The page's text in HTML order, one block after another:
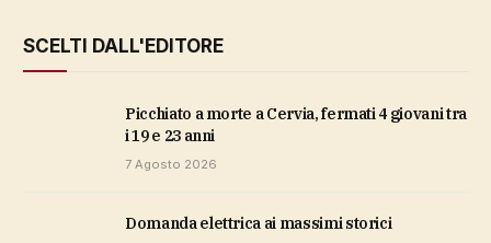
SCELTI DALL'EDITORE
Picchiato a morte a Cervia, fermati 4 giovani tra
i 19 e 23 anni
7 Agosto 2026
domanda elettrica ai massimi storici